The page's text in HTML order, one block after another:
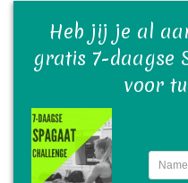
Gymvereniging en bestuur
Turnwedstrijden
Turnmaterialen
Turntraining
Heb jij de Kip
dan 50
voor
Heb jij je al
gratis 7-daagse
voor